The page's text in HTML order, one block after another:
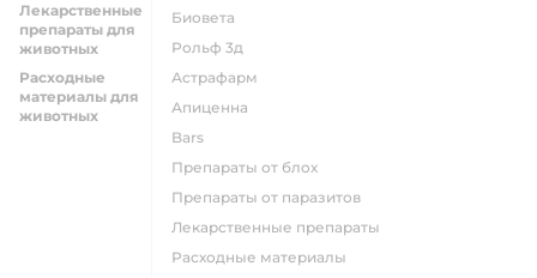
Лекарственные
препараты для
животных
Расходные
материалы для
животных
Биовета
Рольф 3д
Астрафарм
Апиценна
Bars
Препараты от блох
Препараты от паразитов
Лекарственные препараты
Расходные материалы